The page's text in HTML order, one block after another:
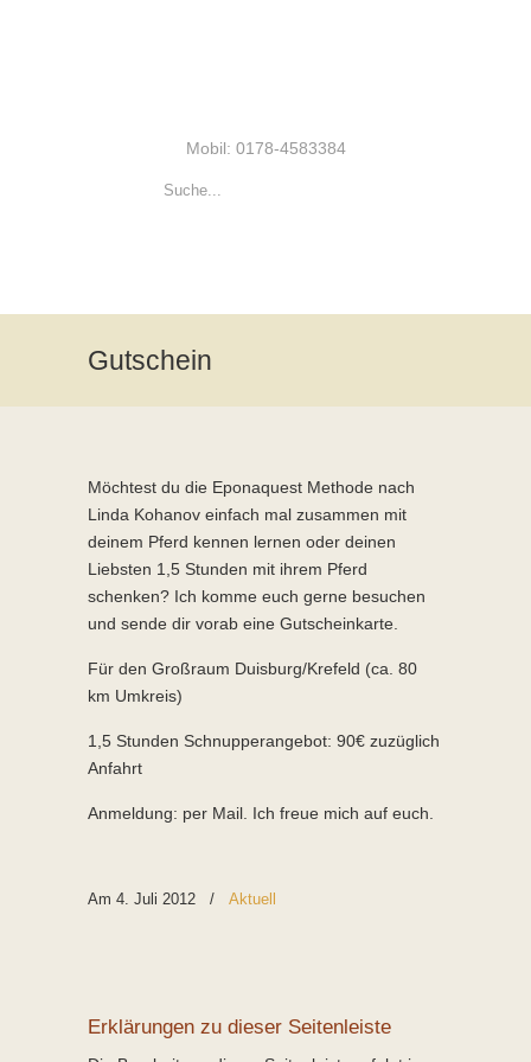
Mobil: 0178-4583384
Gutschein
Möchtest du die Eponaquest Methode nach
Linda Kohanov einfach mal zusammen mit
deinem Pferd kennen lernen oder deinen
Liebsten 1,5 Stunden mit ihrem Pferd
schenken? Ich komme euch gerne besuchen
und sende dir vorab eine Gutscheinkarte.
Für den Großraum Duisburg/Krefeld (ca. 80
km Umkreis)
1,5 Stunden Schnupperangebot: 90€ zuzüglich
Anfahrt
Anmeldung: per Mail. Ich freue mich auf euch.
Am 4. Juli 2012 / Aktuell
Erklärungen zu dieser Seitenleiste